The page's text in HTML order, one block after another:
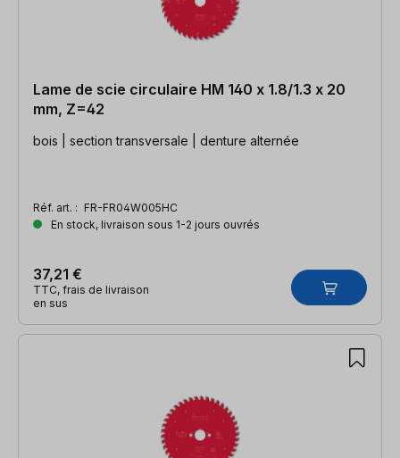
Lame de scie circulaire HM 140 x 1.8/1.3 x 20
mm, Z=42
bois | section transversale | denture alternée
Réf. art. : FR-FR04W005HC
En stock, livraison sous 1-2 jours ouvrés
37,21 €
TTC, frais de livraison
en sus